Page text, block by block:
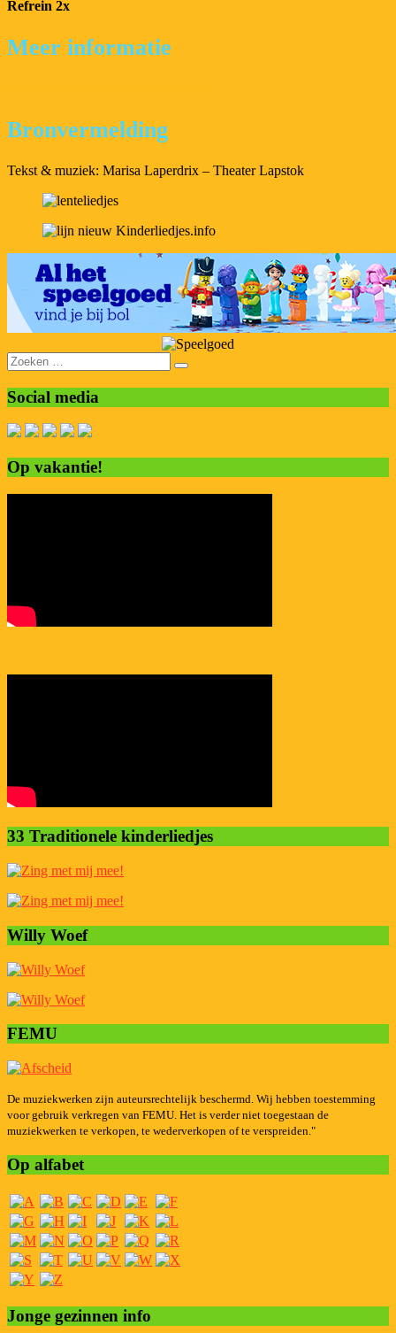
Refrein 2x
Meer informatie
Bronvermelding
Tekst & muziek: Marisa Laperdrix – Theater Lapstok
Zoeken
naar:
Social media
Op vakantie!
33 Traditionele kinderliedjes
Willy Woef
FEMU
De muziekwerken zijn auteursrechtelijk beschermd. Wij hebben toestemming
voor gebruik verkregen van FEMU. Het is verder niet toegestaan de
muziekwerken te verkopen, te wederverkopen of te verspreiden."
Op alfabet
Jonge gezinnen info